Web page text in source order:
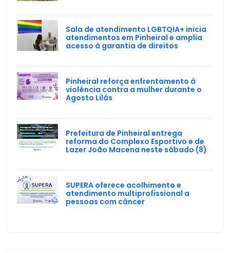
Sala de atendimento LGBTQIA+ inicia
atendimentos em Pinheiral e amplia
acesso à garantia de direitos
Pinheiral reforça enfrentamento à
violência contra a mulher durante o
Agosto Lilás
Prefeitura de Pinheiral entrega
reforma do Complexo Esportivo e de
Lazer João Macena neste sábado (8)
SUPERA oferece acolhimento e
atendimento multiprofissional a
pessoas com câncer